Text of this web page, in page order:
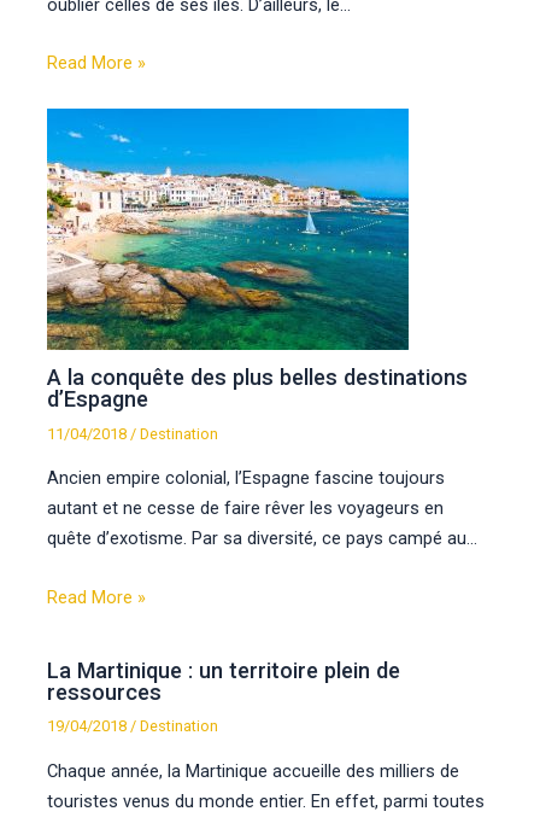
Read More »
A la conquête des plus belles destinations
d’Espagne
11/04/2018 /Destination
Ancien empire colonial, l’Espagne fascine toujours
autant et ne cesse de faire rêver les voyageurs en
quête d’exotisme. Par sa diversité, ce pays campé au…
Read More »
La Martinique : un territoire plein de
ressources
19/04/2018/Destination
Chaque année, la Martinique accueille des milliers de
touristes venus du monde entier. En effet, parmi toutes